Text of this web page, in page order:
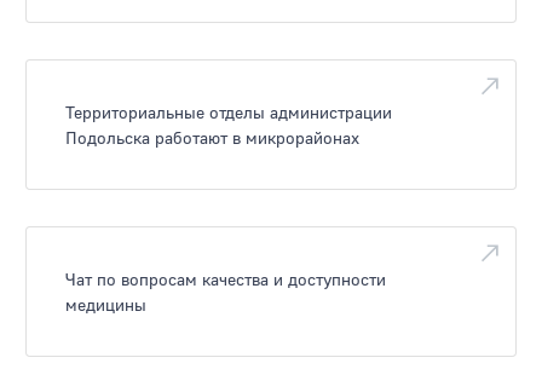
Территориальные отделы администрации
Подольска работают в микрорайонах
Чат по вопросам качества и доступности
медицины